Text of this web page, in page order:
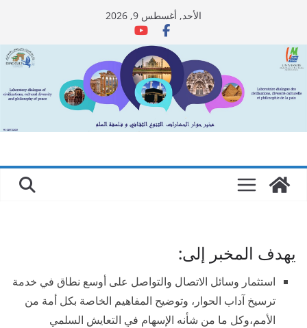
content
الأحد, أغسطس 9, 2026
يهدف المخبر إلى:
استثمار وسائل الاتصال والتواصل على أوسع نطاق في خدمة
ترسيخ آداب الحوار، وتوضيح المفاهيم الخاصة بكل أمة من
الأمم،وكل ما من شأنه الإسهام في التعايش السلمي